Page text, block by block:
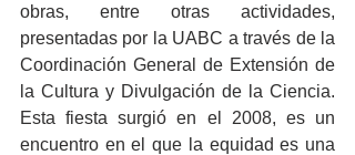
obras, entre otras actividades,
presentadas por la UABC a través de la
Coordinación General de Extensión de
la Cultura y Divulgación de la Ciencia.
Esta fiesta surgió en el 2008, es un
encuentro en el que la equidad es una